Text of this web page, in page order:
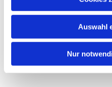
Auswahl
Nur